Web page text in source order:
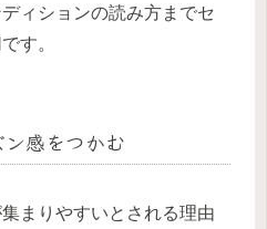
ィションの読み方までセ
す。
感をつかむ
まりやすいとされる理由